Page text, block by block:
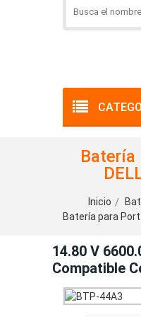
Batería
Inicio
Batería para
14.80 V
Compatible